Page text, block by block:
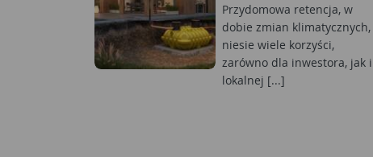
Przydomowa retencja, w
dobie zmian klimatycznych,
niesie wiele korzyści,
zarówno dla inwestora, jak i
lokalnej [...]